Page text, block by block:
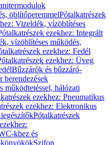
öblítőperemmelPótalkatrészek
Vizeldék, vízöblítéses
ezekhez: Integrált
vízöblítéses működés,
ezekhez: Fedél
ezekhez: Üveg
Bűzzárók és bűzzáró-
berendezések
működtetéssel, hálózati
ezekhez: Pneumatikus
ezekhez: Elektronikus
Pótalkatrészek
khez és
Szifon